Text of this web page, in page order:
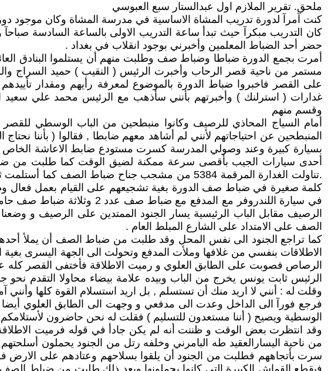
ملحق. تقرير الملازم اول عبدالستار سبع العبوسي
كنت آمرآ لدورة تدريب المشاة الاساسية في مدرسة المشاة وكان موجود دورتي ( 18 ) ضابطا و68 ضابط صف وكانوا منتخبين من وحدات الجيش
حضر أحد الضباط المعلمين وأخبرني بوجود انقلاب في بغداد .
أمرت بجمع الدورة ضباطا وضباط صف وطلبت منهم أن يستلموا البنادق
مستمر من ناحية قصر الرحاب وأخبرت الرئيس ( النقيب ) حميد السراج
على القصر فاخبروا ضباط الدورة بالموضوع لمعرفة رأيهم ومقدار
غدارات ( استرلنك ) وأخبرتهم بأنني سأذهب مع الرئيس محمد علي سعيد
وقسم منهم
أمام السياج المحاذي للرصيف وكانوا منبطحين من الباب الوسطي
المنبطحين عن احتياجاتهم لأنني لم أشاهد معهم ضابطا , فقالوا ( بأننا
أحدى سيارات الجيب بأقصى سرعة ممكنة لضيق الوقت كما طلبت من ضباط
كلمة صغيرة في ضباط صف الدورة بغية تشجيعهم على القيام بعمل
الرصيف مقابل الباب الرئيسية يسار الجنود الممتدين على الرصيف و
الصف على الامتداد على الشارع المبلط العام .
كما تراجع الجنود الى نفس المحل وقد طلبت من ضباط الصف أن يملأ
الاطلاقات بنفسي من غلافها وملأت المدفع وتحولت الى الجهة اليسرى
الرصاص فصوبت على الطابق العلوي و رميت الاطلاقة فأختفى القصر كله
الرئيس ثابت يونس يخرج من الباب وبيده علامة بيضاء محاولا التقدم
وقلت له : أنني لا اريد منك أن تستسلم , بل اريد استسلام القوة كلها
فرجع فورآ الى الداخل وعدت الى مدفعي و وجهت الى الطابق العلوي أيضا و
الوسطية ويصيح ( أننا مستعدون للتسليم ) فقلت له نحن حاضرون لأستلامكم
وقد انتظرت بعض الوقت و ظننت أنه لم يكن جادأ في قوله فرميت الاطلاقة
من ناحية اليسارالعقيد طه البامرني وخلفه رتل من الجنود يحملون
سرت بأتجاههم فطلبت من الجنود أن يلقوا بسلاحهم وعتادهم على الارض